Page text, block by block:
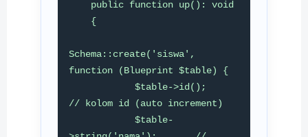
Schema::create('siswa',
function (Blueprint $table) {
            $table->id();
// kolom id (auto increment)
            $table-